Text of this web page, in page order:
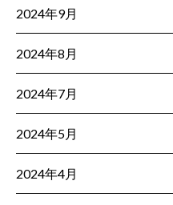
2024年9月
2024年8月
2024年7月
2024年5月
2024年4月